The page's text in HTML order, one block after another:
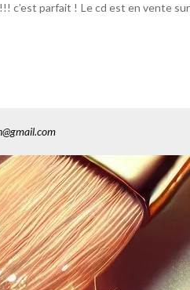
c’est parfait ! Le cd est en vente sur